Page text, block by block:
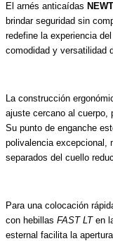
El arnés anticaídas
brindar seguridad sin
redefine la experiencia
comodidad y versatilidad
La construcción
ajuste cercano al cuerpo,
Su punto de enganche
polivalencia excepcional,
separados del cuello
Para una colocación
con hebillas FAST LTen
esternal facilita la